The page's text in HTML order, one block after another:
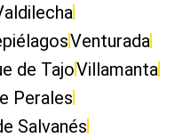
Venturada
de TajoVillamanta
Perales
Salvanés